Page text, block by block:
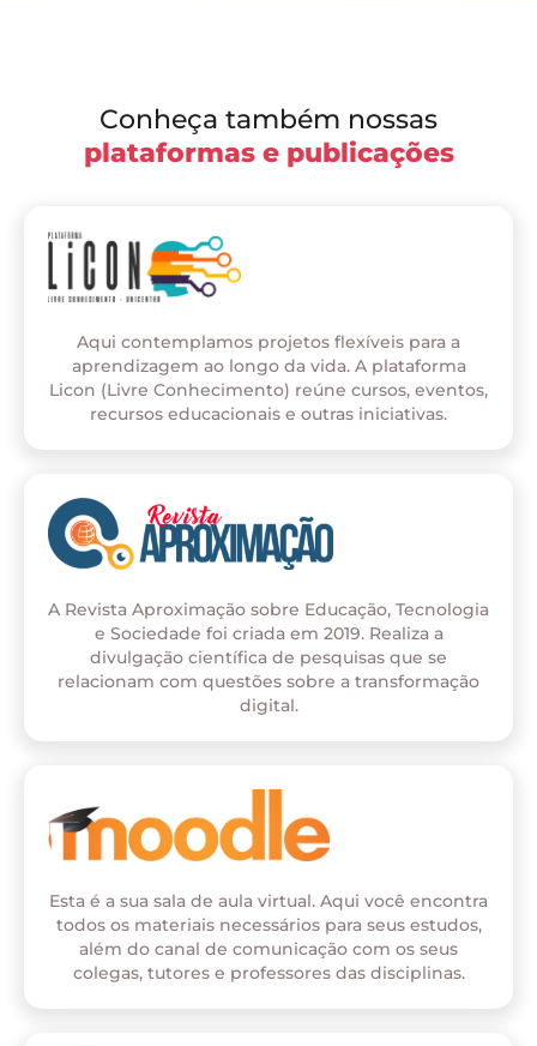
Conheça também nossas
plataformas e publicações
Aqui contemplamos projetos flexíveis para a
aprendizagem ao longo da vida. A plataforma
Licon (Livre Conhecimento) reúne cursos, eventos,
recursos educacionais e outras iniciativas.
A Revista Aproximação sobre Educação, Tecnologia
e Sociedade foi criada em 2019. Realiza a
divulgação científica de pesquisas que se
relacionam com questões sobre a transformação
digital.
Esta é a sua sala de aula virtual. Aqui você encontra
todos os materiais necessários para seus estudos,
além do canal de comunicação com os seus
colegas, tutores e professores das disciplinas.